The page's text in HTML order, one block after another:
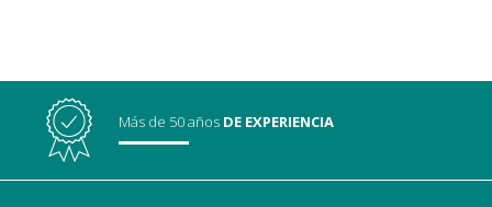
Más de 50 años DE EXPERIENCIA